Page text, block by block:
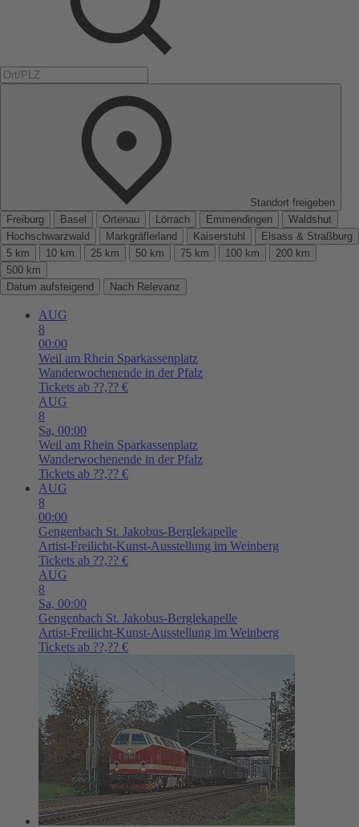
Standort freigeben
Freiburg
Basel Ortenau Lörrach Emmendingen
Waldshut
Hochschwarzwald
Markgräflerland Kaiserstuhl
Elsass & Straßburg
5 km
10 km 25 km 50 km 75 km 100 km
200 km
500 km
Datum aufsteigend
Nach Relevanz
AUG
8
00:00
Weil am Rhein Sparkassenplatz
Wanderwochenende in der Pfalz
Tickets ab ??,?? €
AUG
8
Sa, 00:00
Weil am Rhein Sparkassenplatz
Wanderwochenende in der Pfalz
Tickets ab ??,?? €
AUG
8
00:00
Gengenbach St. Jakobus-Berglekapelle
Artist-Freilicht-Kunst-Ausstellung im Weinberg
Tickets ab ??,?? €
AUG
8
Sa, 00:00
Gengenbach St. Jakobus-Berglekapelle
Artist-Freilicht-Kunst-Ausstellung im Weinberg
Tickets ab ??,?? €